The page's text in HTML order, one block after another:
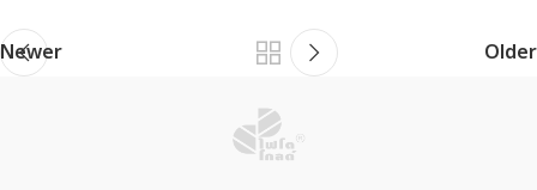
Newer Older